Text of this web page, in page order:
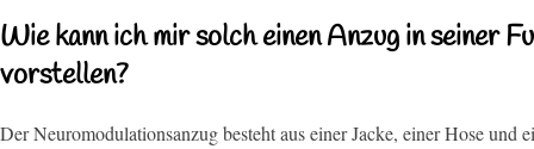
Wie kann ich mir solch einen Anzug in seiner
vorstellen?
Der Neuromodulationsanzug besteht aus einer Jacke, einer Hose